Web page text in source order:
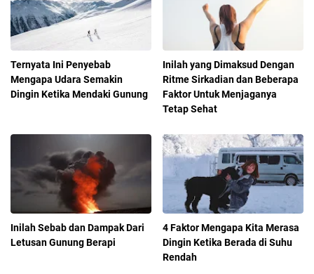
Ternyata Ini Penyebab
Mengapa Udara Semakin
Dingin Ketika Mendaki Gunung
Inilah yang Dimaksud Dengan
Ritme Sirkadian dan Beberapa
Faktor Untuk Menjaganya
Tetap Sehat
Inilah Sebab dan Dampak Dari
Letusan Gunung Berapi
4 Faktor Mengapa Kita Merasa
Dingin Ketika Berada di Suhu
Rendah